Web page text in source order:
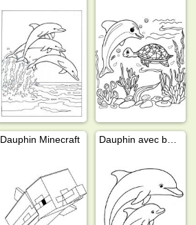
Dauphin Minecraft